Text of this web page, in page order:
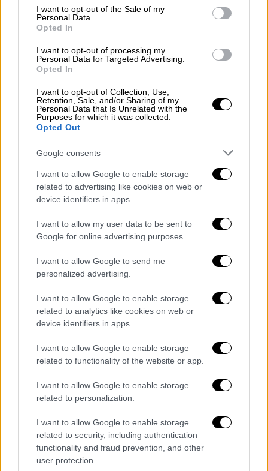
consent section.
I want to opt-out of the Sale of my
Personal Data.
Opted In
I want to opt-out of processing my
Personal Data for Targeted Advertising.
Opted In
I want to opt-out of Collection, Use,
Retention, Sale, and/or Sharing of my
Personal Data that Is Unrelated with the
Purposes for which it was collected.
Opted Out
Google consents
I want to allow Google to enable storage
related to advertising like cookies on web or
device identifiers in apps.
I want to allow my user data to be sent to
Google for online advertising purposes.
I want to allow Google to send me
personalized advertising.
I want to allow Google to enable storage
related to analytics like cookies on web or
device identifiers in apps.
I want to allow Google to enable storage
related to functionality of the website or app.
I want to allow Google to enable storage
related to personalization.
I want to allow Google to enable storage
related to security, including authentication
functionality and fraud prevention, and other
user protection.
Ουκρανία: Πιθανό να έχουν καταστραφεί
300.000 τόνοι σιτηρών από ρωσικούς
βομβαρδισμούς στο Μικολάιβ
Είχαν αποθηκευτεί 250.000-300.000 τόνοι
σιτηρών, κυρίως σιταριού και καλαμποκιού
Αθλητισμός|11.06.2022 22:58
«Δεν έγινε χρήση δακρυγόνων» λέει η
Αστυνομία που κάνει λόγο για
αναθυμιάσεις από φωτοβολίδες και
καπνογόνα οπαδών του Ολυμπιακού